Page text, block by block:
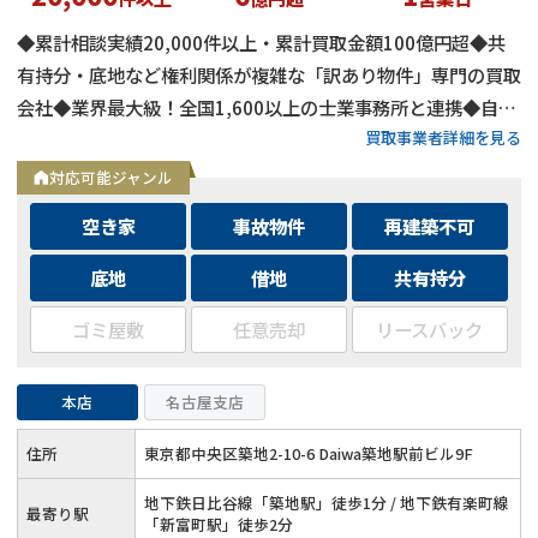
◆累計相談実績20,000件以上・累計買取金額100億円超◆共
有持分・底地など権利関係が複雑な「訳あり物件」専門の買取
会社◆業界最大級！全国1,600以上の士業事務所と連携◆自己
資金による買取のため、融資審査を待たず最短即日で決済可能
◆士業事務所や大手不動産会社からの相談実績も多数
買取事業者詳細を見る
対応可能ジャンル
空き家 事故物件
再建築不可
底地
借地
共有持分
ゴミ屋敷
任意売却 リースバック
本店 名古屋支店
住所 東京都中央区築地2-10-6 Daiwa築地駅前ビル9F
最寄り駅
地下鉄日比谷線「築地駅」徒歩1分 / 地下鉄有楽町線
「新富町駅」徒歩2分